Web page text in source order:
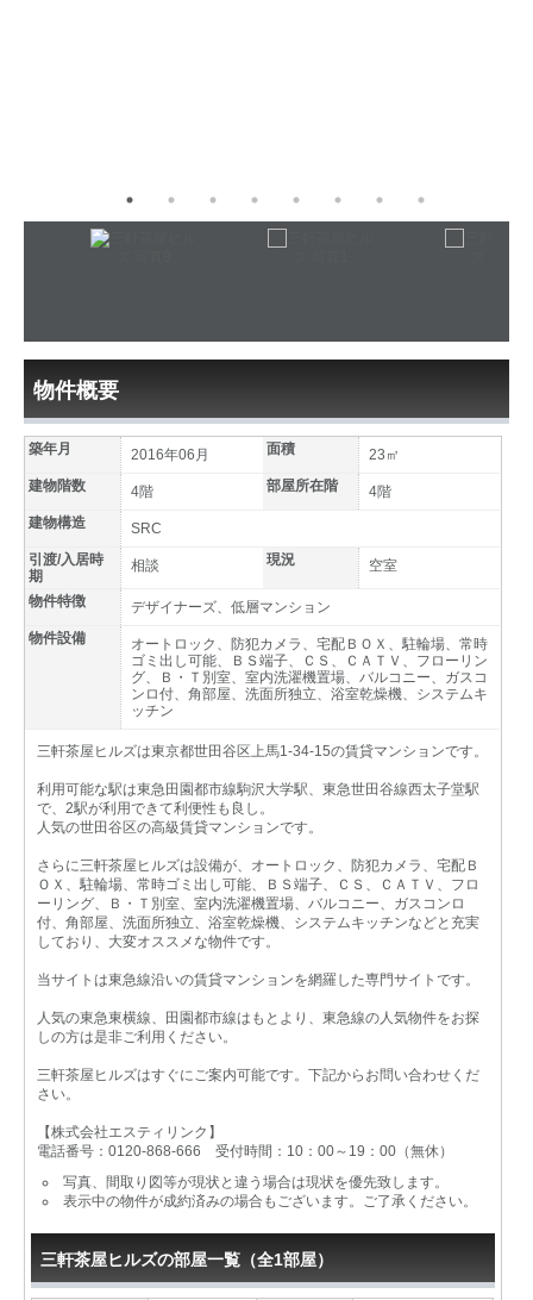
物件概要
築年月 2016年06月 面積
23㎡
建物階数
4階 部屋所在階
4階
建物構造
SRC
引渡/入居時
期
相談 現況 空室
物件特徴
デザイナーズ、低層マンション
物件設備
オートロック、防犯カメラ、宅配ＢＯＸ、駐輪場、常時
ゴミ出し可能、ＢＳ端子、ＣＳ、ＣＡＴＶ、フローリン
グ、Ｂ・Ｔ別室、室内洗濯機置場、バルコニー、ガスコ
ンロ付、角部屋、洗面所独立、浴室乾燥機、システムキ
ッチン
三軒茶屋ヒルズは東京都世田谷区上馬1-34-15の賃貸マンションです。
利用可能な駅は東急田園都市線駒沢大学駅、東急世田谷線西太子堂駅
で、2駅が利用できて利便性も良し。
人気の世田谷区の高級賃貸マンションです。
さらに三軒茶屋ヒルズは設備が、オートロック、防犯カメラ、宅配Ｂ
ＯＸ、駐輪場、常時ゴミ出し可能、ＢＳ端子、ＣＳ、ＣＡＴＶ、フロ
ーリング、Ｂ・Ｔ別室、室内洗濯機置場、バルコニー、ガスコンロ
付、角部屋、洗面所独立、浴室乾燥機、システムキッチンなどと充実
しており、大変オススメな物件です。
当サイトは東急線沿いの賃貸マンションを網羅した専門サイトです。
人気の東急東横線、田園都市線はもとより、東急線の人気物件をお探
しの方は是非ご利用ください。
三軒茶屋ヒルズはすぐにご案内可能です。下記からお問い合わせくだ
さい。
【株式会社エスティリンク】
電話番号：0120-868-666 受付時間：10：00～19：00（無休）
写真、間取り図等が現状と違う場合は現状を優先致します。
表示中の物件が成約済みの場合もございます。ご了承ください。
三軒茶屋ヒルズの部屋一覧（全1部屋）